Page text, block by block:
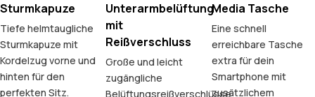
Sturmkapuze
Tiefe helmtaugliche
Sturmkapuze mit
Kordelzug vorne und
hinten für den
perfekten Sitz.
Unterarmbelüftung
mit
Reißverschluss
Große und leicht
zugängliche
Belüftungsreißverschlüsse
Media Tasche
Eine schnell
erreichbare Tasche
extra für dein
Smartphone mit
zusätzlichem